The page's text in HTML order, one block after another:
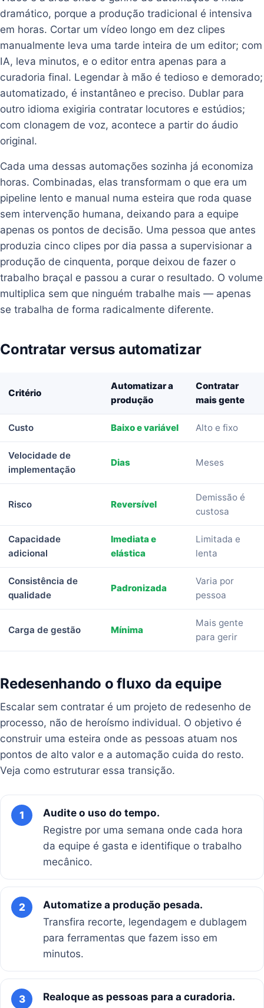
dramático, porque a produção tradicional é intensiva
em horas. Cortar um vídeo longo em dez clipes
manualmente leva uma tarde inteira de um editor; com
IA, leva minutos, e o editor entra apenas para a
curadoria final. Legendar à mão é tedioso e demorado;
automatizado, é instantâneo e preciso. Dublar para
outro idioma exigiria contratar locutores e estúdios;
com clonagem de voz, acontece a partir do áudio
original.
Cada uma dessas automações sozinha já economiza
horas. Combinadas, elas transformam o que era um
pipeline lento e manual numa esteira que roda quase
sem intervenção humana, deixando para a equipe
apenas os pontos de decisão. Uma pessoa que antes
produzia cinco clipes por dia passa a supervisionar a
produção de cinquenta, porque deixou de fazer o
trabalho braçal e passou a curar o resultado. O volume
multiplica sem que ninguém trabalhe mais — apenas
se trabalha de forma radicalmente diferente.
Contratar versus automatizar
Critério
Automatizar a
produção
Contratar
mais gente
Custo Baixo e variável Alto e fixo
Velocidade de
implementação
Dias Meses
Risco Reversível
Demissão é
custosa
Capacidade
adicional
Imediata e
elástica
Limitada e
lenta
Consistência de
qualidade
Padronizada
Varia por
pessoa
Carga de gestão Mínima
Mais gente
para gerir
Redesenhando o fluxo da equipe
Escalar sem contratar é um projeto de redesenho de
processo, não de heroísmo individual. O objetivo é
construir uma esteira onde as pessoas atuam nos
pontos de alto valor e a automação cuida do resto.
Veja como estruturar essa transição.
1
Audite o uso do tempo.
Registre por uma semana onde cada hora
da equipe é gasta e identifique o trabalho
mecânico.
2
Automatize a produção pesada.
Transfira recorte, legendagem e dublagem
para ferramentas que fazem isso em
minutos.
3
Realoque as pessoas para a curadoria.